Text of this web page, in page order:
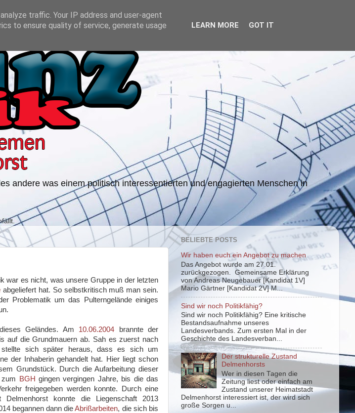
andere was einem politisch interessentierten und engagierten Menschen in
war es nicht, was unsere Gruppe in der letzten
abgeliefert hat. So selbstkritisch muß man sein.
Problematik um das Pulterngelände einiges
Geländes. Am 10.06.2004 brannte der
auf die Grundmauern ab. Sah es zuerst nach
sich später heraus, dass es sich um
der Inhaberin gehandelt hat. Hier liegt schon
Grundstück. Durch die Aufarbeitung dieser
BGHgingen vergingen Jahre, bis die das
freigegeben werden konnte. Durch eine
Delmenhorst konnte die Liegenschaft 2013
begannen dann dieAbrißarbeiten, die sich bis
BELIEBTE POSTS
Wir haben euch ein Angebot zu machen
Das Angebot wurde am 27.01.
zurückgezogen. Gemeinsame Erklärung
von Andreas Neugebauer [Kandidat 1V]
Mario Gärtner [Kandidat 2V] M...
Sind wir noch Politikfähig?
Sind wir noch Politikfähig? Eine kritische
Bestandsaufnahme unseres
Landesverbands. Zum ersten Mal in der
Geschichte des Landesverban...
Der strukturelle Zustand
Delmenhorsts
Wer in diesen Tagen die
Zeitung liest oder einfach am
Zustand unserer Heimatstadt
Delmenhorst interessiert ist, der wird sich
große Sorgen u...
traffic. Your IP address and user-agent
to ensure quality of service, generate usage
LEARN MORE GOT IT